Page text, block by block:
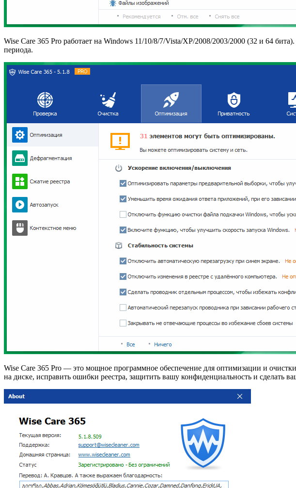
Wise Care 365 Pro работает на Windows 11/10/8/7/Vista/XP/2008/2003/2000 (32 и 64
периода.
Wise Care 365 Pro — это мощное программное обеспечение для оптимизации и
на диске, исправить ошибки реестра, защитить вашу конфиденциальность и сделать